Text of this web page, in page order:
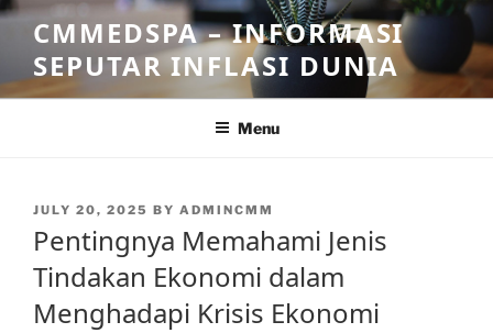
Skip
content
CMMEDSPA – INFORMASI
SEPUTAR INFLASI DUNIA
Menu
POSTED
JULY 20, 2025 BY ADMINCMM
Pentingnya Memahami Jenis
Tindakan Ekonomi dalam
Menghadapi Krisis Ekonomi